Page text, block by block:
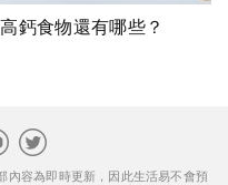
鈣食物還有哪些？
內容為即時更新，因此生活易不會預